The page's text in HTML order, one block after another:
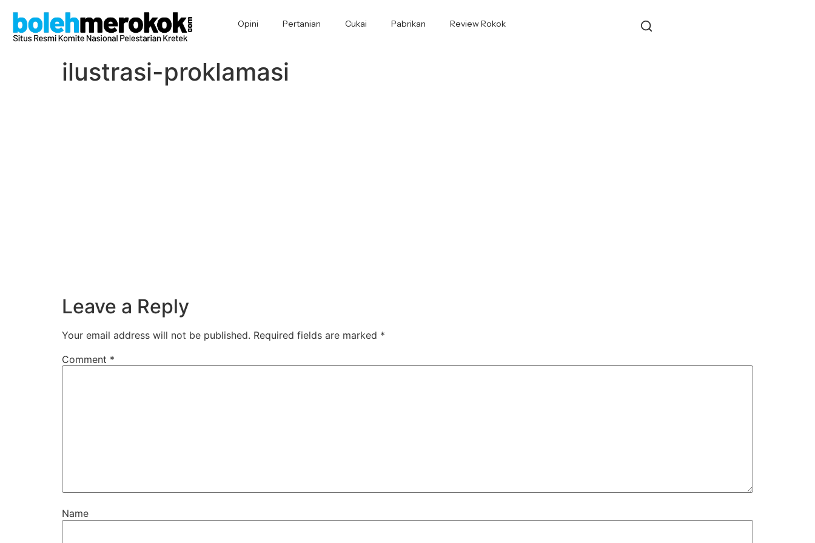
Opini Pertanian Cukai Pabrikan Review Rokok
ilustrasi-proklamasi
Leave a Reply
Your email address will not be published. Required fields are marked *
Comment *
Name